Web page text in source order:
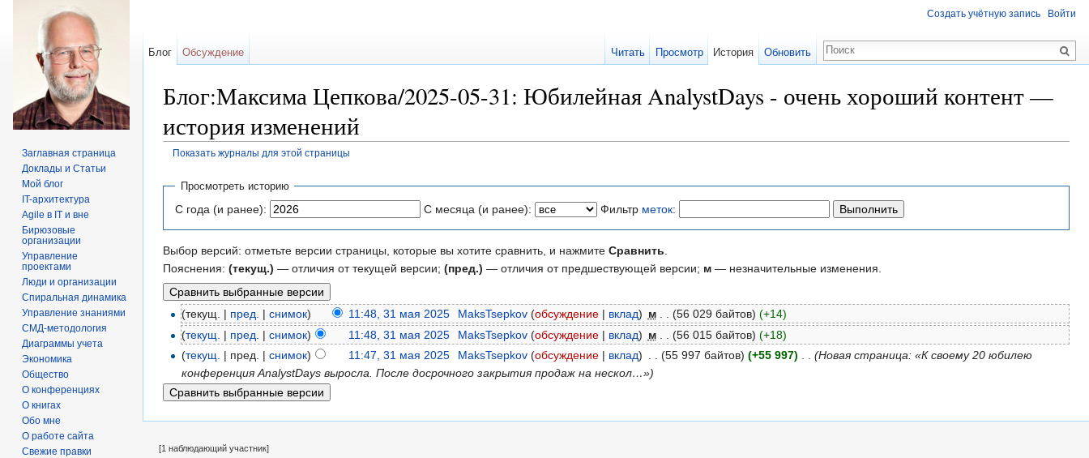
Блог:Максима Цепкова/2025-05-31: Юбилейная AnalystDays - очень хороший контент —
история изменений
Показать журналы для этой страницы
Просмотреть историю
С года (и ранее): С месяца (и ранее): Фильтр меток:
Выбор версий: отметьте версии страницы, которые вы хотите сравнить, и нажмите Сравнить
Пояснения: (текущ.) — отличия от текущей версии; (пред.) — отличия от предшествующей версии; м — незначительные изменения.
(текущ. | пред. |снимок) 11:48, 31 мая 2025 MaksTsepkov (обсуждение| вклад) м (56 029 байтов) (+14)
(текущ. | пред. |снимок) 11:48, 31 мая 2025 MaksTsepkov (обсуждение| вклад) м (56 015 байтов) (+18)
(текущ. | пред. |снимок) 11:47, 31 мая 2025 MaksTsepkov (обсуждение| вклад) (55 997 байтов) (+55 997)
(Новая страница: «К своему 20 юбилею
конференция AnalystDays выросла. После досрочного закрытия продаж на нескол…»)
Создать учётную запись Войти
Блог Обсуждение Читать Просмотр История Обновить
Заглавная страница
Доклады и Статьи
Мой блог
IT-архитектура
Agile в IT и вне
Бирюзовые
организации
Управление
проектами
Люди и организации
Спиральная динамика
Управление знаниями
СМД-методология
Диаграммы учета
Экономика
Общество
О конференциях
О книгах
Обо мне
О работе сайта
Свежие правки
[1 наблюдающий участник]